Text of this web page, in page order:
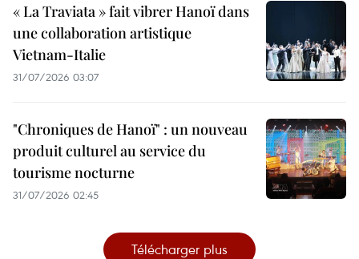
« La Traviata » fait vibrer Hanoï dans
une collaboration artistique
Vietnam-Italie
31/07/2026 03:07
"Chroniques de Hanoï" : un nouveau
produit culturel au service du
tourisme nocturne
31/07/2026 02:45
Télécharger plus